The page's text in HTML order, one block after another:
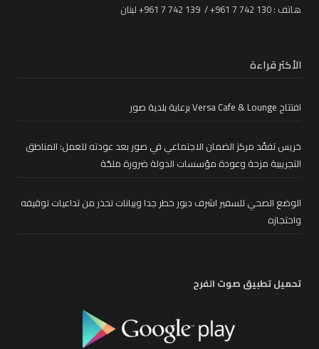
هاتف : 130 742 7 961+ / 139 742 7 961+ لبنان
الأكثر قراءة
افتتاح Versa Cafe & Lounge برعاية بلدية صور
خريس تفقّد مركز الضمان الاجتماعي في صور بعد عودته للعمل: المناطق
التجريبية مزحة وعودة مؤسسات الدولة ضرورة ملحّة
الوضع الصحي للسفير اشرف دبور خطر جدا وبيانات تحذر من تداعيات توقيفه
واحتجازه
تحميل تطبيق صوت الفرح